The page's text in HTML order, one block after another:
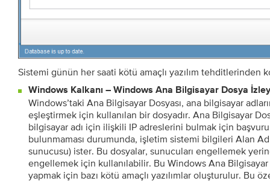
Sistemi günün her saati kötü amaçlı yazılım tehditlerinden
Windows Kalkanı – Windows Ana Bilgisayar Dosya
Windows’taki Ana Bilgisayar Dosyası, ana bilgisayar
eşleştirmek için kullanılan bir dosyadır. Ana Bilgisayar
bilgisayar adı için ilişkili IP adreslerini bulmak için
bulunmaması durumunda, işletim sistemi bilgileri Alan
sunucusu) ister. Bu dosyalar, sunucuları engellemek
engellemek için kullanılabilir. Bu Windows Ana
yapmak için bazı kötü amaçlı yazılımlar oluşturulur. Bu